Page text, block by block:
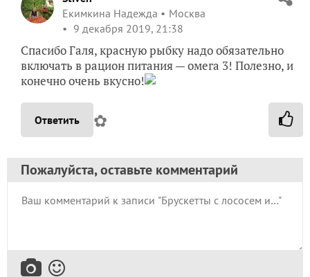
Екимкина Надежда
Москва
9 декабря 2019, 21:38
Спасибо Галя, красную рыбку надо обязательно
включать в рацион питания — омега 3! Полезно, и
конечно очень вкусно!
Ответить ✿
Пожалуйста, оставьте комментарий